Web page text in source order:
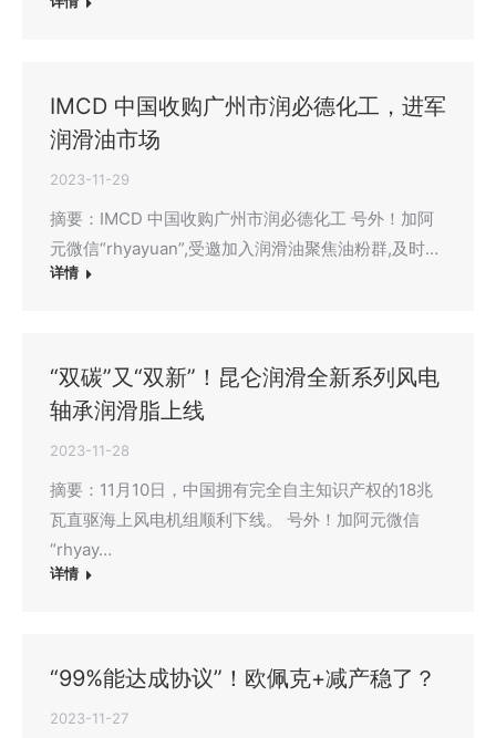
IMCD 中国收购广州市润必德化工，进军
润滑油市场
2023-11-29
摘要：IMCD 中国收购广州市润必德化工 号外！加阿
元微信“rhyayuan”,受邀加入润滑油聚焦油粉群,及时…
详情
“双碳”又“双新”！昆仑润滑全新系列风电
轴承润滑脂上线
2023-11-28
摘要：11月10日，中国拥有完全自主知识产权的18兆
瓦直驱海上风电机组顺利下线。 号外！加阿元微信
“rhyay…
详情
“99%能达成协议”！欧佩克+减产稳了？
2023-11-27